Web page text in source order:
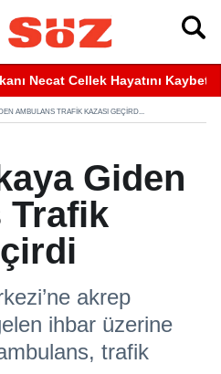
Yükselmesiyle Mahsur Kalan
AMBULANS TRAFIK KAZASI GEÇIRD...
Giden
Trafik
akrep
ihbar üzerine
trafik